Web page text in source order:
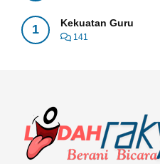
1 Kekuatan Guru
141